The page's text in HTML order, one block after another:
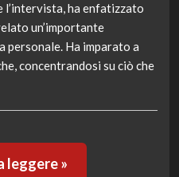
l’intervista, ha enfatizzato
un’importante
personale. Ha imparato a
concentrandosi su ciò che
leggere »